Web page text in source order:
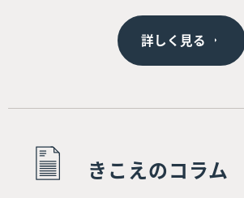
詳しく見る
きこえのコラム